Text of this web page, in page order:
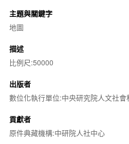
主題與關鍵字
地圖
描述
比例尺:50000
出版者
數位化執行單位:中央研究院人文社
貢獻者
原件典藏機構:中研院人社中心